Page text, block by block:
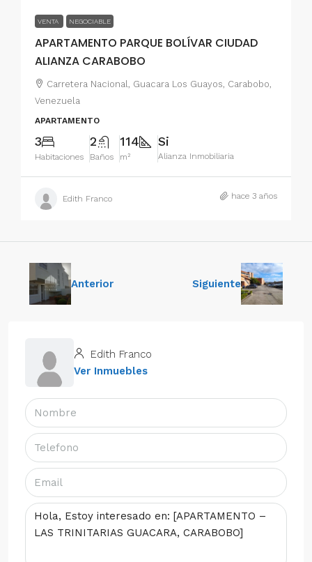
VENTA NEGOCIABLE
APARTAMENTO PARQUE BOLÍVAR CIUDAD
ALIANZA CARABOBO
Carretera Nacional, Guacara Los Guayos, Carabobo,
Venezuela
APARTAMENTO
3
Habitaciones
2
Baños
114
m²
Si
Alianza Inmobiliaria
Edith Franco hace 3 años
Anterior Siguiente
Edith Franco
Ver Inmuebles